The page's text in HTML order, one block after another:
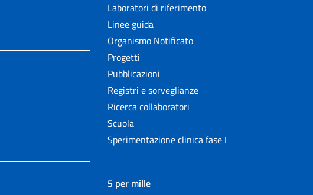
Laboratori di riferimento
Linee guida
Organismo Notificato
Progetti
Pubblicazioni
Registri e sorveglianze
Ricerca collaboratori
Scuola
Sperimentazione clinica fase I
5 per mille